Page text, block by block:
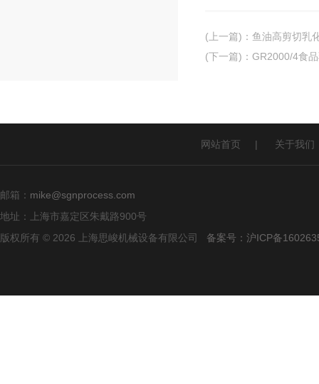
(上一篇) ： 鱼油高剪切乳
(下一篇) ： GR2000/4食
网站首页 | 关于我们
邮箱： mike@sgnprocess.com
地址：上海市嘉定区朱戴路900号
版权所有 © 2026 上海思峻机械设备有限公司 备案号：沪ICP备